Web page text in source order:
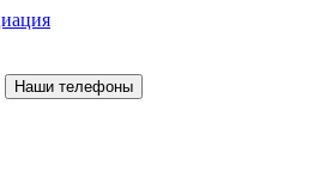
Наши телефоны